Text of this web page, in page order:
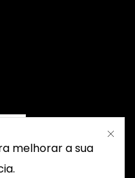
melhorar a sua